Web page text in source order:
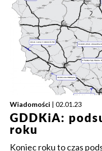
Wiadomości | 02.01.23
GDDKiA:
roku
Koniec roku to czas